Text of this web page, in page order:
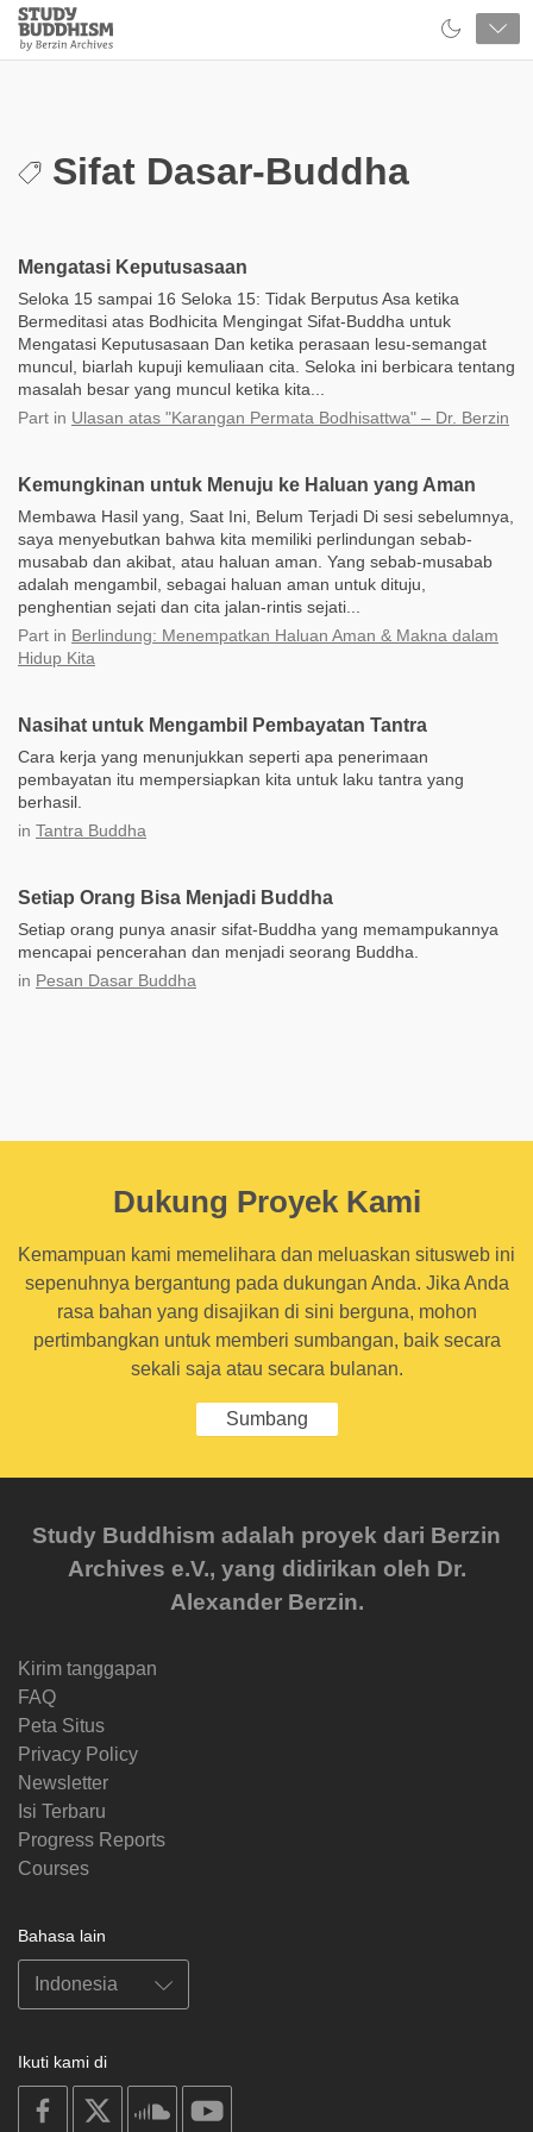
Close
Study
Buddhism
Sifat Dasar-Buddha
Mengatasi Keputusasaan
Seloka 15 sampai 16 Seloka 15: Tidak Berputus Asa ketika
Bermeditasi atas Bodhicita Mengingat Sifat-Buddha untuk
Mengatasi Keputusasaan Dan ketika perasaan lesu-semangat
muncul, biarlah kupuji kemuliaan cita. Seloka ini berbicara tentang
masalah besar yang muncul ketika kita...
Part in Ulasan atas "Karangan Permata Bodhisattwa" – Dr. Berzin
Kemungkinan untuk Menuju ke Haluan yang Aman
Membawa Hasil yang, Saat Ini, Belum Terjadi Di sesi sebelumnya,
saya menyebutkan bahwa kita memiliki perlindungan sebab-
musabab dan akibat, atau haluan aman. Yang sebab-musabab
adalah mengambil, sebagai haluan aman untuk dituju,
penghentian sejati dan cita jalan-rintis sejati...
Part in Berlindung: Menempatkan Haluan Aman & Makna dalam
Hidup Kita
Nasihat untuk Mengambil Pembayatan Tantra
Cara kerja yang menunjukkan seperti apa penerimaan
pembayatan itu mempersiapkan kita untuk laku tantra yang
berhasil.
in Tantra Buddha
Setiap Orang Bisa Menjadi Buddha
Setiap orang punya anasir sifat-Buddha yang memampukannya
mencapai pencerahan dan menjadi seorang Buddha.
in Pesan Dasar Buddha
Dukung Proyek Kami
Kemampuan kami memelihara dan meluaskan situsweb ini
sepenuhnya bergantung pada dukungan Anda. Jika Anda
rasa bahan yang disajikan di sini berguna, mohon
pertimbangkan untuk memberi sumbangan, baik secara
sekali saja atau secara bulanan.
Sumbang
Study Buddhism adalah proyek dari Berzin
Archives e.V., yang didirikan oleh Dr.
Alexander Berzin.
Kirim tanggapan
FAQ
Peta Situs
Privacy Policy
Newsletter
Isi Terbaru
Progress Reports
Courses
Bahasa lain
Ikuti kami di
on
facebook
soundcloud